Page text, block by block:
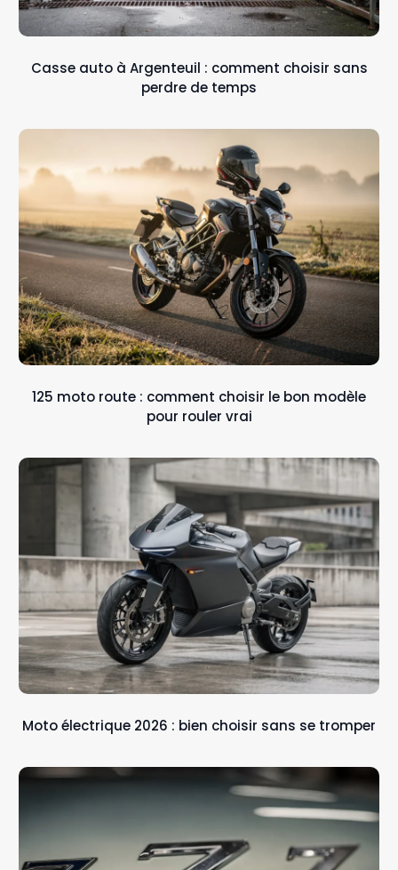
Casse auto à Argenteuil : comment choisir sans
perdre de temps
125 moto route : comment choisir le bon modèle
pour rouler vrai
Moto électrique 2026 : bien choisir sans se tromper